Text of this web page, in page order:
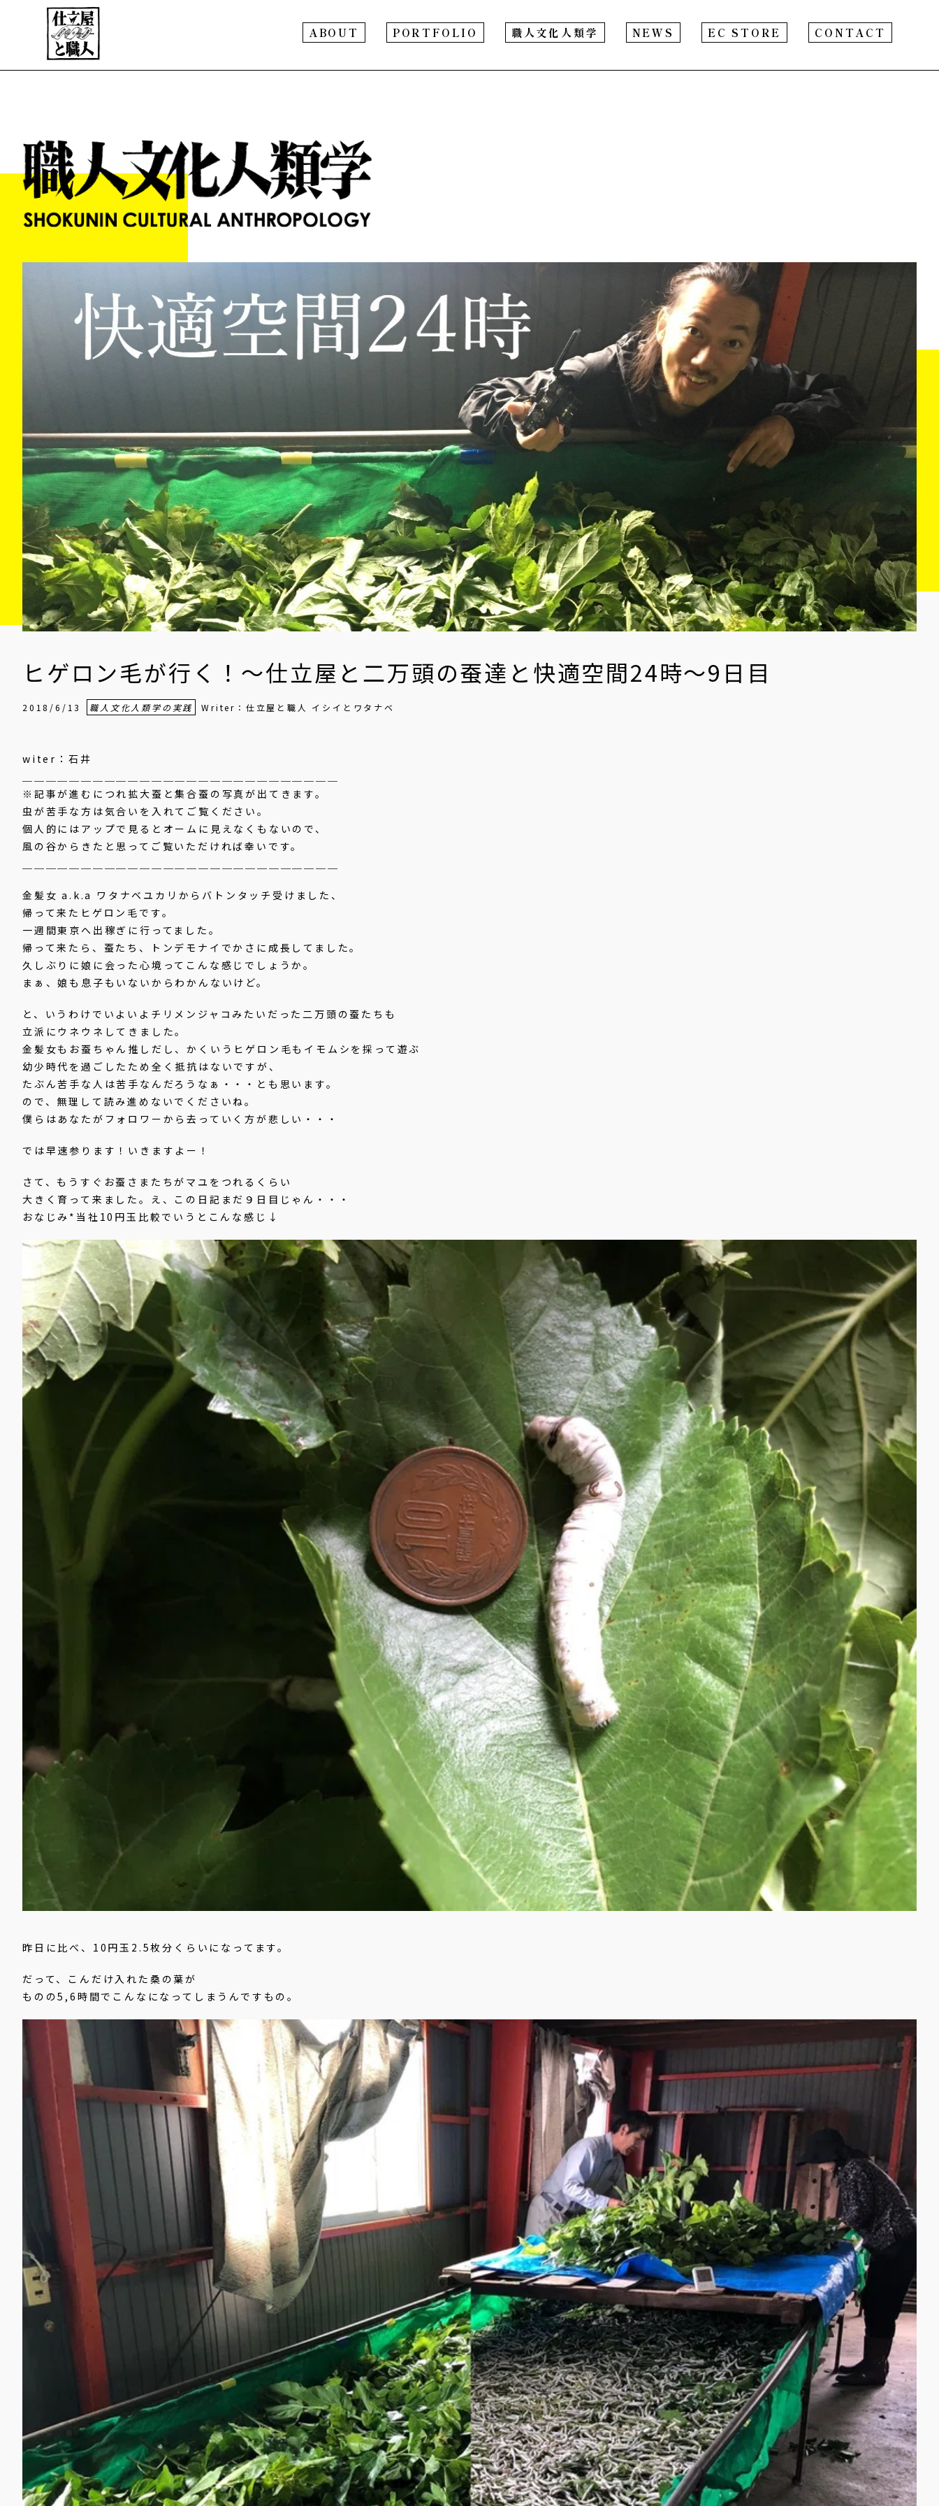
ABOUT PORTFOLIO 職人文化人類学 NEWS EC STORE CONTACT
ABOUT
PORTFOLIO
職人文化人類学
EC STORE
CONTACT
ヒゲロン毛が行く！〜仕立屋と二万頭の蚕達と快適空間24時〜9日目
2018/6/13 職人文化人類学の実践 Writer：仕立屋と職人 イシイとワタナベ
witer：石井
※記事が進むにつれ拡大蚕と集合蚕の写真が出てきます。
虫が苦手な方は気合いを入れてご覧ください。
個人的にはアップで見るとオームに見えなくもないので、
風の谷からきたと思ってご覧いただければ幸いです。
金髪女 a.k.a ワタナベユカリからバトンタッチ受けました、
帰って来たヒゲロン毛です。
一週間東京へ出稼ぎに行ってました。
帰って来たら、蚕たち、トンデモナイでかさに成長してました。
久しぶりに娘に会った心境ってこんな感じでしょうか。
まぁ、娘も息子もいないからわかんないけど。
と、いうわけでいよいよチリメンジャコみたいだった二万頭の蚕たちも
立派にウネウネしてきました。
金髪女もお蚕ちゃん推しだし、かくいうヒゲロン毛もイモムシを採って遊ぶ
幼少時代を過ごしたため全く抵抗はないですが、
たぶん苦手な人は苦手なんだろうなぁ・・・とも思います。
ので、無理して読み進めないでくださいね。
僕らはあなたがフォロワーから去っていく方が悲しい・・・
では早速参ります！いきますよー！
さて、もうすぐお蚕さまたちがマユをつれるくらい
大きく育って来ました。え、この日記まだ９日目じゃん・・・
おなじみ*当社10円玉比較でいうとこんな感じ↓
昨日に比べ、10円玉2.5枚分くらいになってます。
だって、こんだけ入れた桑の葉が
ものの5,6時間でこんなになってしまうんですもの。